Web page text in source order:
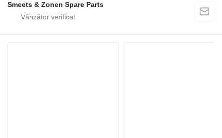
Smeets & Zonen Spare Parts